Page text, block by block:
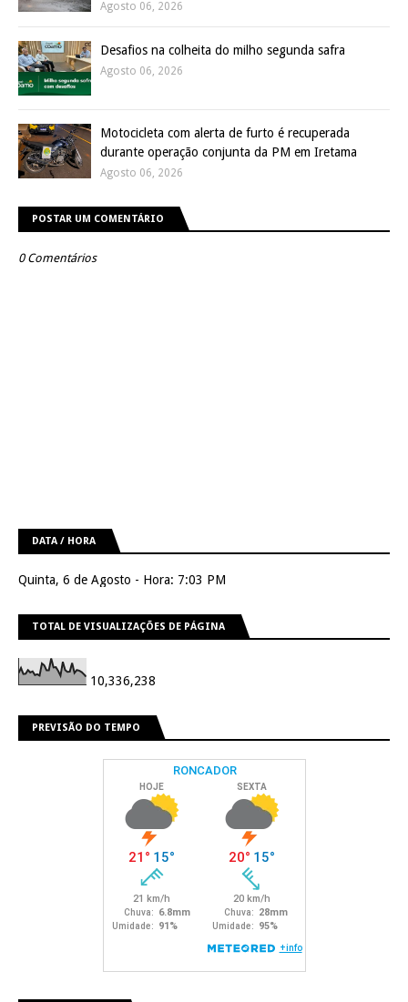
Agosto 06, 2026
Desafios na colheita do milho segunda safra
Agosto 06, 2026
Motocicleta com alerta de furto é recuperada
durante operação conjunta da PM em Iretama
Agosto 06, 2026
POSTAR UM COMENTÁRIO
0 Comentários
DATA / HORA
Quinta, 6 de Agosto - Hora: 7:03 PM
TOTAL DE VISUALIZAÇÕES DE PÁGINA
10,336,238
PREVISÃO DO TEMPO